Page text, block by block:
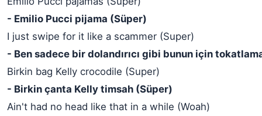
- Emilio Pucci pijama (Süper)
I just swipe for it like a scammer (Super)
- Ben sadece bir dolandırıcı gibi bunun için
Birkin bag Kelly crocodile (Super)
- Birkin çanta Kelly timsah (Süper)
Ain't had no head like that in a while (Woah)